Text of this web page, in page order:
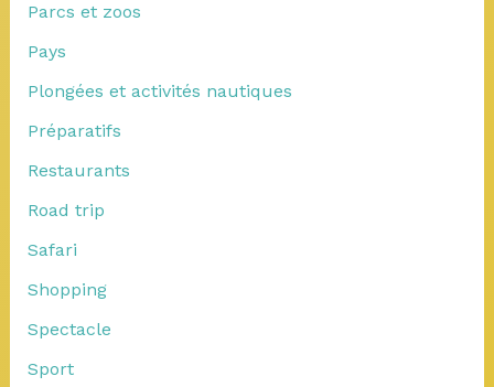
Parcs et zoos
Pays
Plongées et activités nautiques
Préparatifs
Restaurants
Road trip
Safari
Shopping
Spectacle
Sport